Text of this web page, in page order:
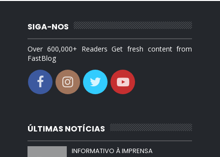
SIGA-NOS
Over 600,000+ Readers Get fresh content from
FastBlog
ÚLTIMAS NOTÍCIAS
INFORMATIVO À IMPRENSA